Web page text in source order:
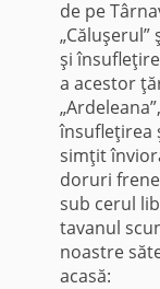
de pe
„Căluşerul”
şi
a acestor
însufleţirea
simţit
doruri
sub cerul
tavanul
noastre
acasă: